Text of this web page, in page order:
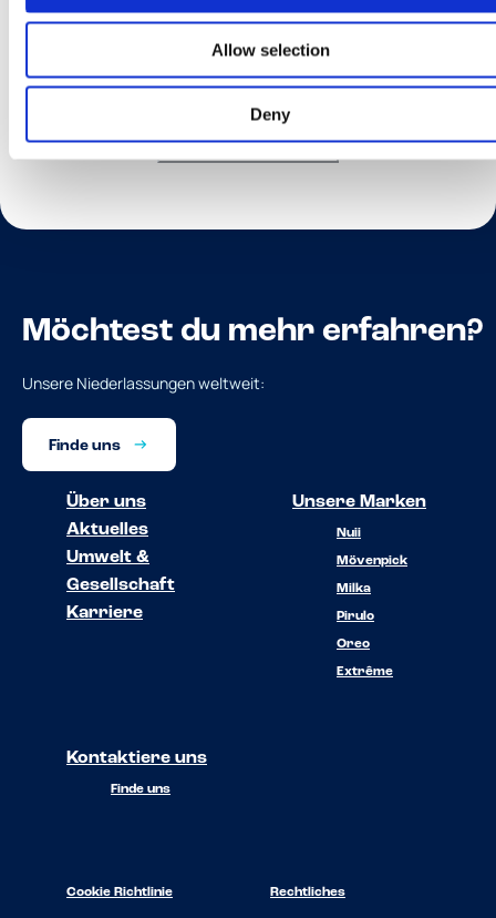
Allow selection
Deny
Diese Seite teilen
Möchtest du mehr erfahren?
Unsere Niederlassungen weltweit:
Finde uns
Über uns
Aktuelles
Umwelt &
Gesellschaft
Karriere
Unsere Marken
Nuii
Mövenpick
Milka
Pirulo
Oreo
Extrême
Kontaktiere uns
Finde uns
Cookie Richtlinie Rechtliches